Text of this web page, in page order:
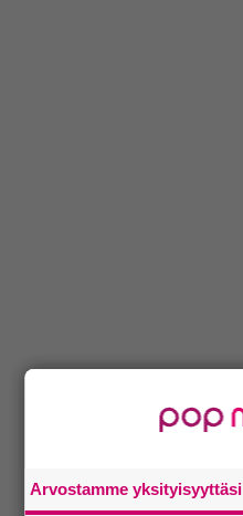
Arvostamme yksityisyyttäsi